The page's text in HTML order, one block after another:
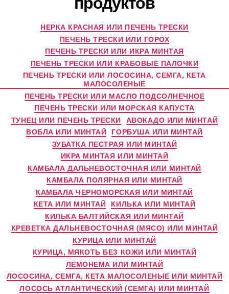
НЕРКА КРАСНАЯ ИЛИ ПЕЧЕНЬ ТРЕСКИ
ПЕЧЕНЬ ТРЕСКИ ИЛИ ГОРОХ
ПЕЧЕНЬ ТРЕСКИ ИЛИ ИКРА МИНТАЯ
ПЕЧЕНЬ ТРЕСКИ ИЛИ КРАБОВЫЕ ПАЛОЧКИ
ПЕЧЕНЬ ТРЕСКИ ИЛИ ЛОСОСИНА, СЕМГА, КЕТА
МАЛОСОЛЕНЫЕ
ПЕЧЕНЬ ТРЕСКИ ИЛИ МАСЛО ПОДСОЛНЕЧНОЕ
ПЕЧЕНЬ ТРЕСКИ ИЛИ МОРСКАЯ КАПУСТА
ТУНЕЦ ИЛИ ПЕЧЕНЬ ТРЕСКИ АВОКАДО ИЛИ МИНТАЙ
ВОБЛА ИЛИ МИНТАЙ ГОРБУША ИЛИ МИНТАЙ
ЗУБАТКА ПЕСТРАЯ ИЛИ МИНТАЙ
ИКРА МИНТАЯ ИЛИ МИНТАЙ
КАМБАЛА ДАЛЬНЕВОСТОЧНАЯ ИЛИ МИНТАЙ
КАМБАЛА ПОЛЯРНАЯ ИЛИ МИНТАЙ
КАМБАЛА ЧЕРНОМОРСКАЯ ИЛИ МИНТАЙ
КЕТА ИЛИ МИНТАЙ КИЛЬКА ИЛИ МИНТАЙ
КИЛЬКА БАЛТИЙСКАЯ ИЛИ МИНТАЙ
КРЕВЕТКА ДАЛЬНЕВОСТОЧНАЯ (МЯСО) ИЛИ МИНТАЙ
КУРИЦА ИЛИ МИНТАЙ
КУРИЦА, МЯКОТЬ БЕЗ КОЖИ ИЛИ МИНТАЙ
ЛЕМОНЕМА ИЛИ МИНТАЙ
ЛОСОСИНА, СЕМГА, КЕТА МАЛОСОЛЕНЫЕ ИЛИ МИНТАЙ
ЛОСОСЬ АТЛАНТИЧЕСКИЙ (СЕМГА) ИЛИ МИНТАЙ